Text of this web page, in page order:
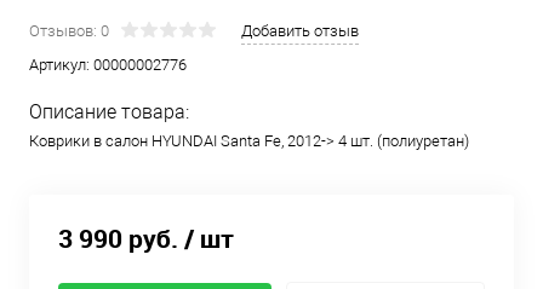
Отзывов: 0
Добавить отзыв
Артикул: 00000002776
Описание товара:
Коврики в салон HYUNDAI Santa Fe, 2012-> 4 шт. (полиуретан)
3 990 руб. / шт